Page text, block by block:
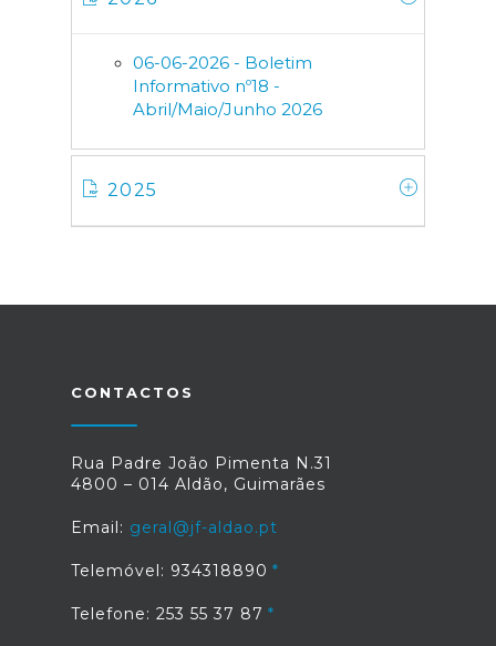
06-06-2026 - Boletim
Informativo nº18 -
Abril/Maio/Junho 2026
2025
CONTACTOS
Rua Padre João Pimenta N.31
4800 – 014 Aldão, Guimarães
Email: geral@jf-aldao.pt
Telemóvel: 934318890
Telefone: 253 55 37 87